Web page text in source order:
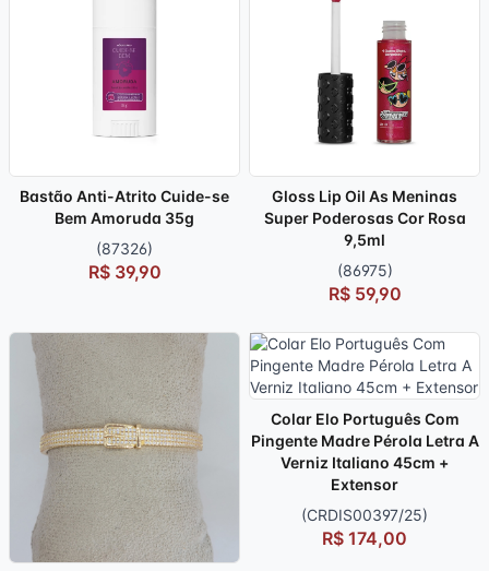
Bastão Anti-Atrito Cuide-se
Bem Amoruda 35g
(87326)
R$ 39,90
Gloss Lip Oil As Meninas
Super Poderosas Cor Rosa
9,5ml
(86975)
R$ 59,90
Colar Elo Português Com
Pingente Madre Pérola Letra A
Verniz Italiano 45cm +
Extensor
(CRDIS00397/25)
R$ 174,00